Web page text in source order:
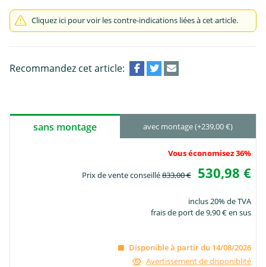
Cliquez ici pour voir les contre-indications liées à cet article.
Recommandez cet article:
sans montage avec montage (+239,00 €)
Vous économisez 36%
Prix de vente conseillé833,00 € 530,98 €
inclus 20% de TVA
frais de port de 9,90 € en sus
Disponible à partir du 14/08/2026
Avertissement de disponiblité